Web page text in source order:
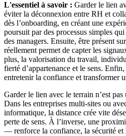
L'essentiel à savoir : Garder le lien
éviter la déconnexion entre RH et
dès l’onboarding, en créant une
poursuit par des processus simples
des managers. Ensuite, être présent
réellement permet de capter les
plus, la valorisation du travail,
fierté d’appartenance et le sens.
entretenir la confiance et transformer
Garder le lien avec le terrain n’est pas
Dans les entreprises multi-sites ou
informatique, la distance crée vite
perte de sens. À l’inverse, une
— renforce la confiance, la sécurité et